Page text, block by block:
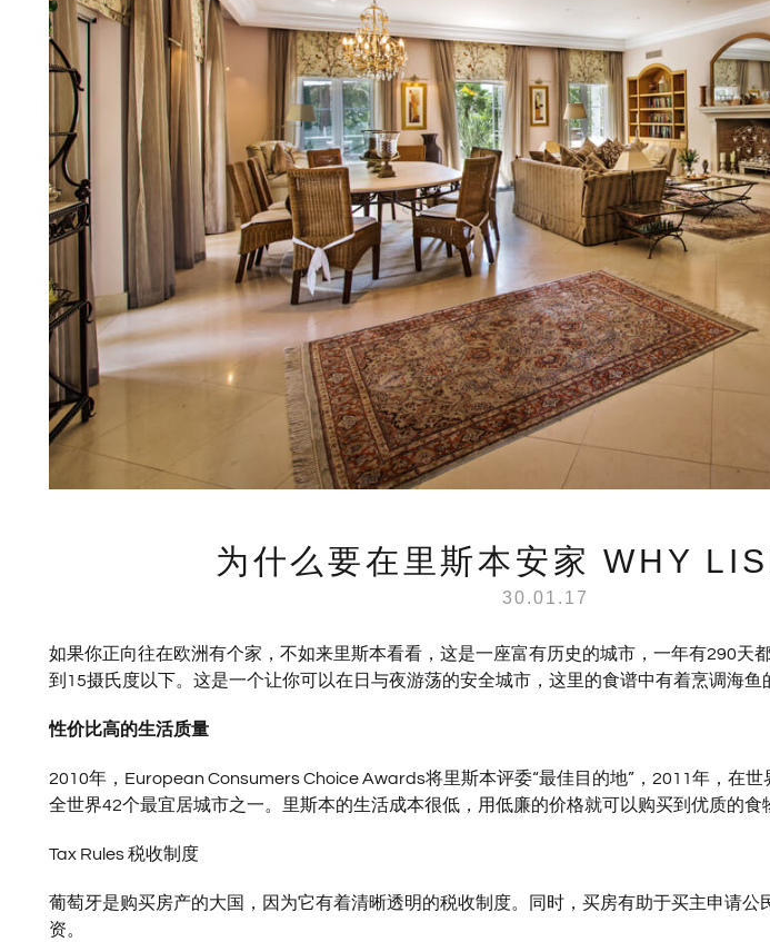
为什么要在里斯本安家 WHY
30.01.17
如果你正向往在欧洲有个家，不如来里斯本看看，这是一座富有历史的城市，一年有290天
到15摄氏度以下。这是一个让你可以在日与夜游荡的安全城市，这里的食谱中有着烹调海鱼
性价比高的生活质量
2010年，European Consumers Choice Awards将里斯本评委“最佳目的地”，2011年，在
全世界42个最宜居城市之一。里斯本的生活成本很低，用低廉的价格就可以购买到优质的食
Tax Rules 税收制度
葡萄牙是购买房产的大国，因为它有着清晰透明的税收制度。同时，买房有助于买主申请公
资。